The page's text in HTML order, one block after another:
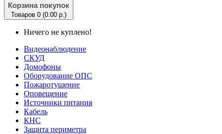
Корзина покупок
Товаров 0 (0.00 р.)
Ничего не куплено!
Видеонаблюдение
СКУД
Домофоны
Оборудование ОПС
Пожаротушение
Оповещение
Источники питания
Кабель
КНС
Защита периметра